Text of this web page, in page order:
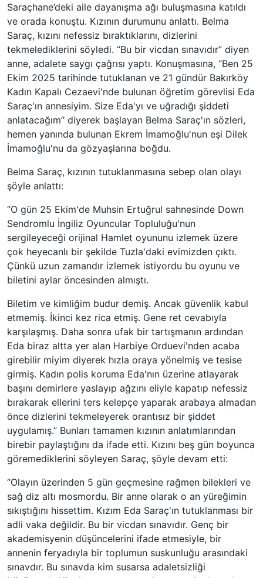
Saraçhane’deki aile dayanışma ağı buluşmasına katıldı
ve orada konuştu. Kızının durumunu anlattı. Belma
Saraç, kızını nefessiz bıraktıklarını, dizlerini
tekmelediklerini söyledi. “Bu bir vicdan sınavıdır” diyen
anne, adalete saygı çağrısı yaptı. Konuşmasına, “Ben 25
Ekim 2025 tarihinde tutuklanan ve 21 gündür Bakırköy
Kadın Kapalı Cezaevi'nde bulunan öğretim görevlisi Eda
Saraç'ın annesiyim. Size Eda'yı ve uğradığı şiddeti
anlatacağım” diyerek başlayan Belma Saraç'ın sözleri,
hemen yanında bulunan Ekrem İmamoğlu'nun eşi Dilek
İmamoğlu'nu da gözyaşlarına boğdu.
Belma Saraç, kızının tutuklanmasına sebep olan olayı
şöyle anlattı:
“O gün 25 Ekim'de Muhsin Ertuğrul sahnesinde Down
Sendromlu İngiliz Oyuncular Topluluğu'nun
sergileyeceği orijinal Hamlet oyununu izlemek üzere
çok heyecanlı bir şekilde Tuzla'daki evimizden çıktı.
Çünkü uzun zamandır izlemek istiyordu bu oyunu ve
biletini aylar öncesinden almıştı.
Biletim ve kimliğim budur demiş. Ancak güvenlik kabul
etmemiş. İkinci kez rica etmiş. Gene ret cevabıyla
karşılaşmış. Daha sonra ufak bir tartışmanın ardından
Eda biraz altta yer alan Harbiye Orduevi'nden acaba
girebilir miyim diyerek hızla oraya yönelmiş ve tesise
girmiş. Kadın polis koruma Eda'nın üzerine atlayarak
başını demirlere yaslayıp ağzını eliyle kapatıp nefessiz
bırakarak ellerini ters kelepçe yaparak arabaya almadan
önce dizlerini tekmeleyerek orantısız bir şiddet
uygulamış.” Bunları tamamen kızının anlatımlarından
birebir paylaştığını da ifade etti. Kızını beş gün boyunca
göremediklerini söyleyen Saraç, şöyle devam etti:
“Olayın üzerinden 5 gün geçmesine rağmen bilekleri ve
sağ diz altı mosmordu. Bir anne olarak o an yüreğimin
sıkıştığını hissettim. Kızım Eda Saraç'ın tutuklanması bir
adli vaka değildir. Bu bir vicdan sınavıdır. Genç bir
akademisyenin düşüncelerini ifade etmesiyle, bir
annenin feryadıyla bir toplumun suskunluğu arasındaki
sınavdır. Bu sınavda kim susarsa adaletsizliği